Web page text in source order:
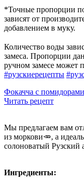
*Точные пропорции
зависят от
добавлением в муку.
Количество воды
замеса. Пропорции
ручном замесе может
#рузскиерецепты
Фокачча с
Читать рецепт
Мы предлагаем вам
из моркови🥕, а
солоноватый Рузский
Ингредиенты: